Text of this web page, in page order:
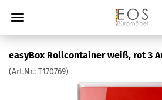
easyBox Rollcontainer weiß, rot 3
(Art.Nr.: T170769)